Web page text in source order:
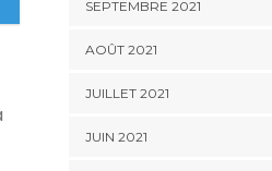
SEPTEMBRE 2021
AOÛT 2021
JUILLET 2021
JUIN 2021